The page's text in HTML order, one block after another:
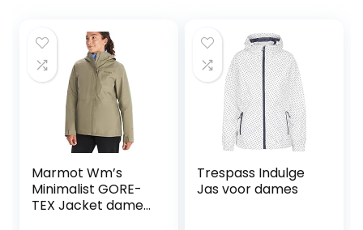
Marmot Wm’s
Minimalist GORE-
TEX Jacket dames
Trespass Indulge
Jas voor dames